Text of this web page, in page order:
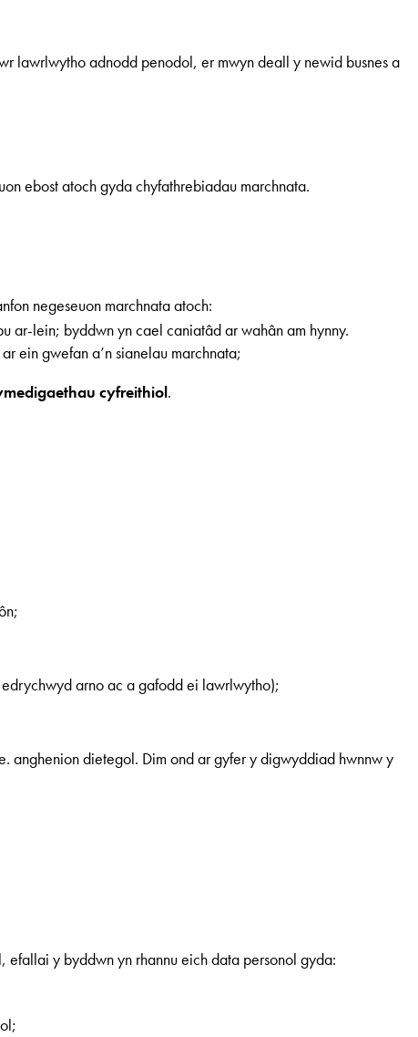
lawrlwytho adnodd penodol, er mwyn deall y newid busnes a
ebost atoch gyda chyfathrebiadau marchnata.
negeseuon marchnata atoch:
ar-lein; byddwn yn cael caniatâd ar wahân am hynny.
ein gwefan a’n sianelau marchnata;
cyfreithiol.
arno ac a gafodd ei lawrlwytho);
anghenion dietegol. Dim ond ar gyfer y digwyddiad hwnnw y
y byddwn yn rhannu eich data personol gyda: